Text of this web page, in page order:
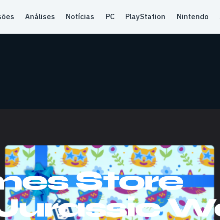
Análises Notícias PC PlayStation Nintendo
Store